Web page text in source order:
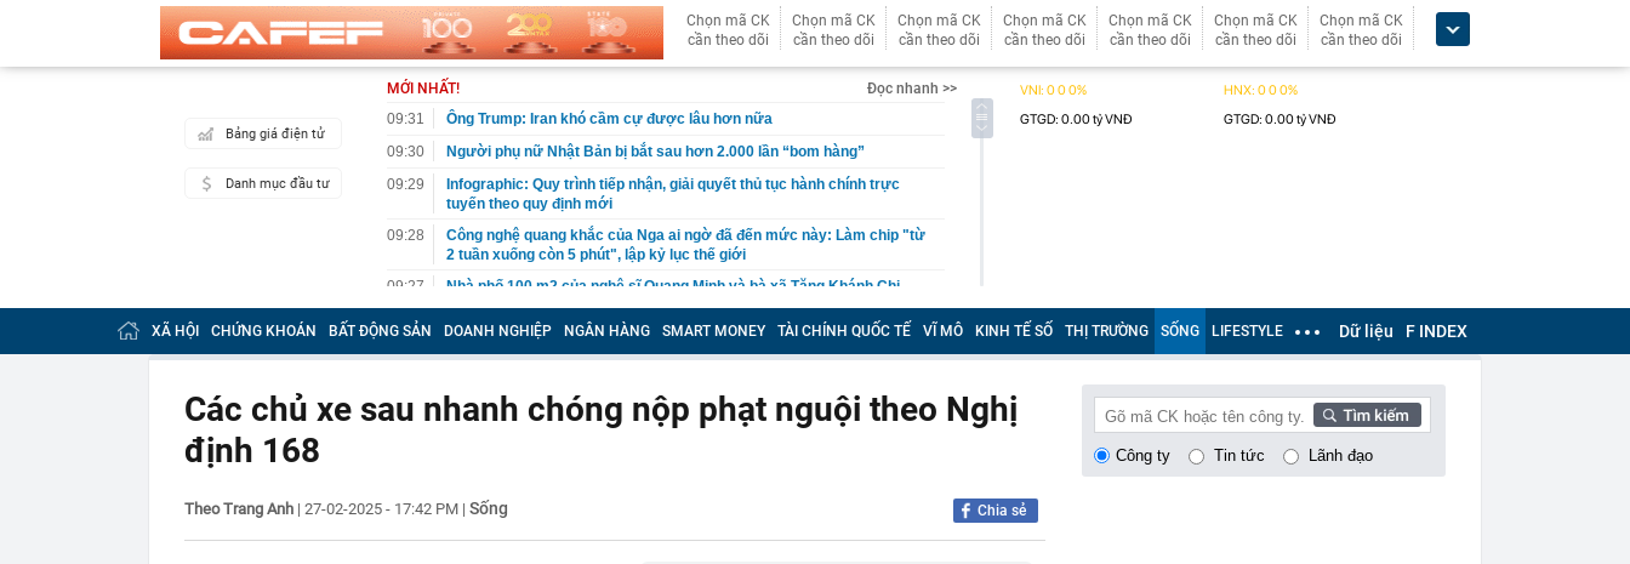
Chọn mã CK
cần theo dõi
Chọn mã CK
cần theo dõi
Chọn mã CK
cần theo dõi
Chọn mã CK
cần theo dõi
Chọn mã CK
cần theo dõi
Chọn mã CK
cần theo dõi
Chọn mã CK
cần theo dõi
Bảng giá điện tử
Danh mục đầu tư
MỚI NHẤT!
Đọc nhanh >>
09:31
Ông Trump: Iran khó cầm cự được lâu hơn nữa
09:30
Người phụ nữ Nhật Bản bị bắt sau hơn 2.000 lần “bom hàng”
09:29
Infographic: Quy trình tiếp nhận, giải quyết thủ tục hành chính trực
tuyến theo quy định mới
09:28
Công nghệ quang khắc của Nga ai ngờ đã đến mức này: Làm chip "từ
2 tuần xuống còn 5 phút", lập kỷ lục thế giới
09:27
Nhà phố 100 m2 của nghệ sĩ Quang Minh và bà xã Tăng Khánh Chi
09:20
Tuyển Việt Nam ngờ vắng Xuân Son, Văn Hậu và 2 trụ cột trước trận
gặp Campuchia, HLV Kim Sang-sik tính toán điều gì?
09:16
Dây chuyền lắp ghép xe chỉ mất 5 phút, nhưng chuẩn bị hệ sinh thái đi
Du khách Ấn Độ lên tiếng vụ đi taxi ở Việt Nam chỉ cảm ơn tài xế thay
vì trả tiền cuốc xe
XÃ HỘI CHỨNG KHOÁN BẤT ĐỘNG SẢN DOANH NGHIỆP NGÂN HÀNG SMART MONEY TÀI CHÍNH QUỐC TẾ VĨ MÔ KINH TẾ SỐ THỊ TRƯỜNG SỐNG LIFESTYLE Dữ liệu F INDEX
Các chủ xe sau nhanh chóng nộp phạt nguội theo Nghị
định 168
Theo Trang Anh | 27-02-2025 - 17:42 PM | Sống Chia sẻ
Công ty Tin tức Lãnh đạo